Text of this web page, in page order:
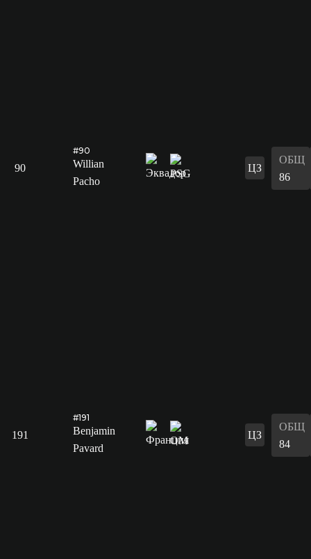
90
#90
Willian
Pacho
ЦЗ
ОБЩ
86
191
#191
Benjamin
Pavard
ЦЗ
ОБЩ
84